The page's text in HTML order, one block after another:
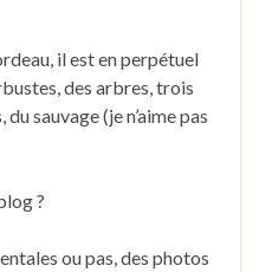
il est en perpétuel
des arbres, trois
sauvage (je n’aime pas
?
ou pas, des photos